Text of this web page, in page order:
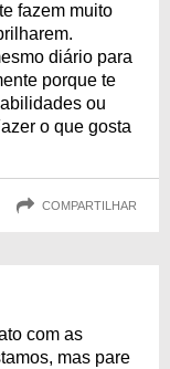
fazem muito
diário para
porque te
ou
o que gosta
COMPARTILHAR
com as
mas pare